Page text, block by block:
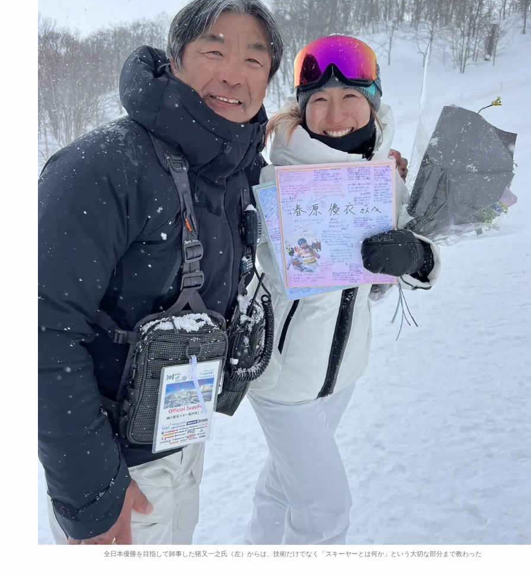
全日本優勝を目指して師事した猪又一之氏（左）からは、技術だけでなく「スキーヤーとは何か」という大切な部分まで教わった